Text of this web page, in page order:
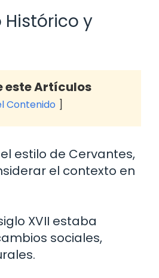
Histórico y
este Artículos
Contenido
estilo de Cervantes,
el contexto en
XVII estaba
sociales,